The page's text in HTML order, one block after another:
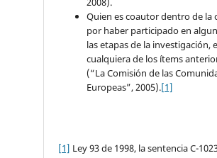
Quien es coautor dentro de la
por haber participado en
las etapas de la investigación,
cualquiera de los ítems
(“La Comisión de las
Europeas”, 2005).[1]
[1] Ley 93 de 1998, la sentencia C-